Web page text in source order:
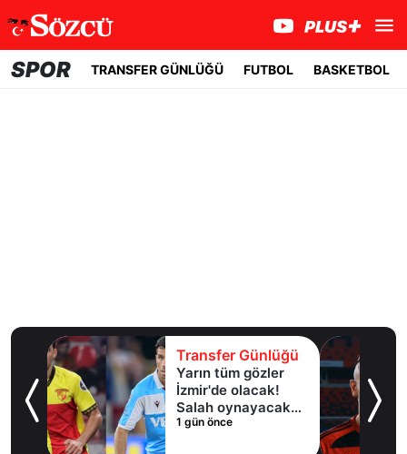
SPOR TRANSFER GÜNLÜĞÜ FUTBOL BASKETBOL
Transfer Günlüğü
Yarın tüm gözler
İzmir'de olacak!
Salah oynayacak
mı?
1 gün önce